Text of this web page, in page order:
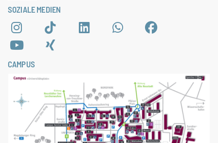
SOZIALE MEDIEN
CAMPUS